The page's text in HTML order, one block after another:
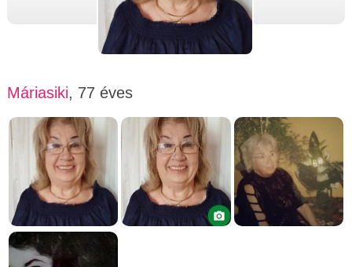
Máriasiki, 77 éves